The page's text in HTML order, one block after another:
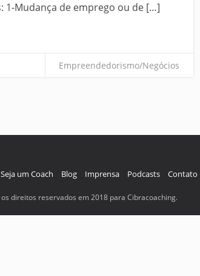
1-Mudança de emprego ou de […]
Empreendedorismo/Negócios
Seja um Coach Blog Imprensa Podcasts Contato
direitos reservados em 2018 para Cibracoaching.